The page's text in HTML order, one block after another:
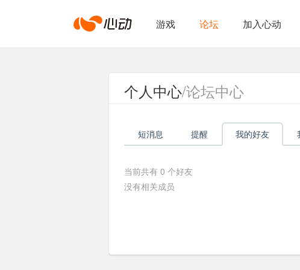
心
动
络
游戏 论坛 加入心动
个人中心/论坛中心
短消息 提醒 我的好友
当前共有 0 个好友
没有相关成员